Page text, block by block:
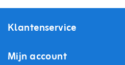
Klantenservice
Mijn account